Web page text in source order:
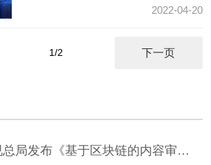
要思想指引下，网络安全和信息化各项
2022-04-20
1/2 下一页
局发布《基于区块链的内容审核